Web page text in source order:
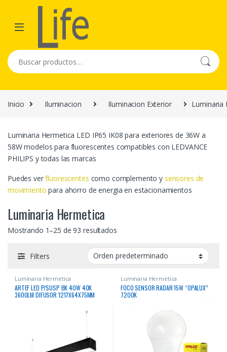
Skip to navigation
Skip to content
Buscar por:
Inicio Iluminacion Iluminacion Exterior Luminaria
Luminaria Hermetica LED IP65 IK08 para exteriores de 36W a
58W modelos para fluorescentes compatibles con LEDVANCE
PHILIPS y todas las marcas
Puedes verfluorescentes como complemento y sensores de
movimiento para ahorro de energia en estacionamientos
Luminaria Hermetica
Mostrando 1–25 de 93 resultados
Filters
Luminaria Hermetica
ARTEF LED P/SUSP BK 40W 40K
3600LM DIFUSOR 1217X64X75MM
Luminaria Hermetica
FOCO SENSOR RADAR 15W “OPALUX”
7200K